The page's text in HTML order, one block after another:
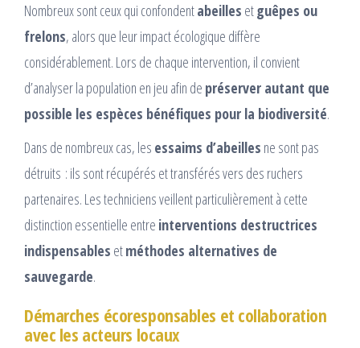
Nombreux sont ceux qui confondentabeilles etguêpes ou
frelons, alors que leur impact écologique diffère
considérablement. Lors de chaque intervention, il convient
d’analyser la population en jeu afin de préserver autant que
possible les espèces bénéfiques pour la biodiversité.
Dans de nombreux cas, les essaims d’abeilles ne sont pas
détruits : ils sont récupérés et transférés vers des ruchers
partenaires. Les techniciens veillent particulièrement à cette
distinction essentielle entre interventions destructrices
indispensables etméthodes alternatives de
sauvegarde.
Démarches écoresponsables et collaboration
avec les acteurs locaux